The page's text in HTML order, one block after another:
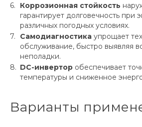
Коррозионная стойкость
гарантирует долговечность при
различных погодных условиях.
Самодиагностика упрощает
обслуживание, быстро выявляя
неполадки.
DC-инвертор обеспечивает
температуры и сниженное
Варианты